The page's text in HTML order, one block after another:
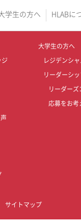
学生の方へ HLABに
ジ
大学生の方へ
レジデンシ
リーダーシ
リーダーズ
応募をお考
サイトマップ